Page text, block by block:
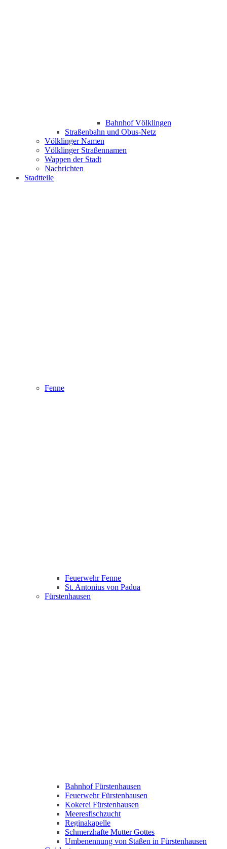
Bahnhof Völklingen
Straßenbahn und Obus-Netz
Völklinger Namen
Völklinger Straßennamen
Wappen der Stadt
Nachrichten
Stadtteile
Fenne
Feuerwehr Fenne
St. Antonius von Padua
Fürstenhausen
Bahnhof Fürstenhausen
Feuerwehr Fürstenhausen
Kokerei Fürstenhausen
Meeresfischzucht
Reginakapelle
Schmerzhafte Mutter Gottes
Umbenennung von Staßen in Fürstenhausen